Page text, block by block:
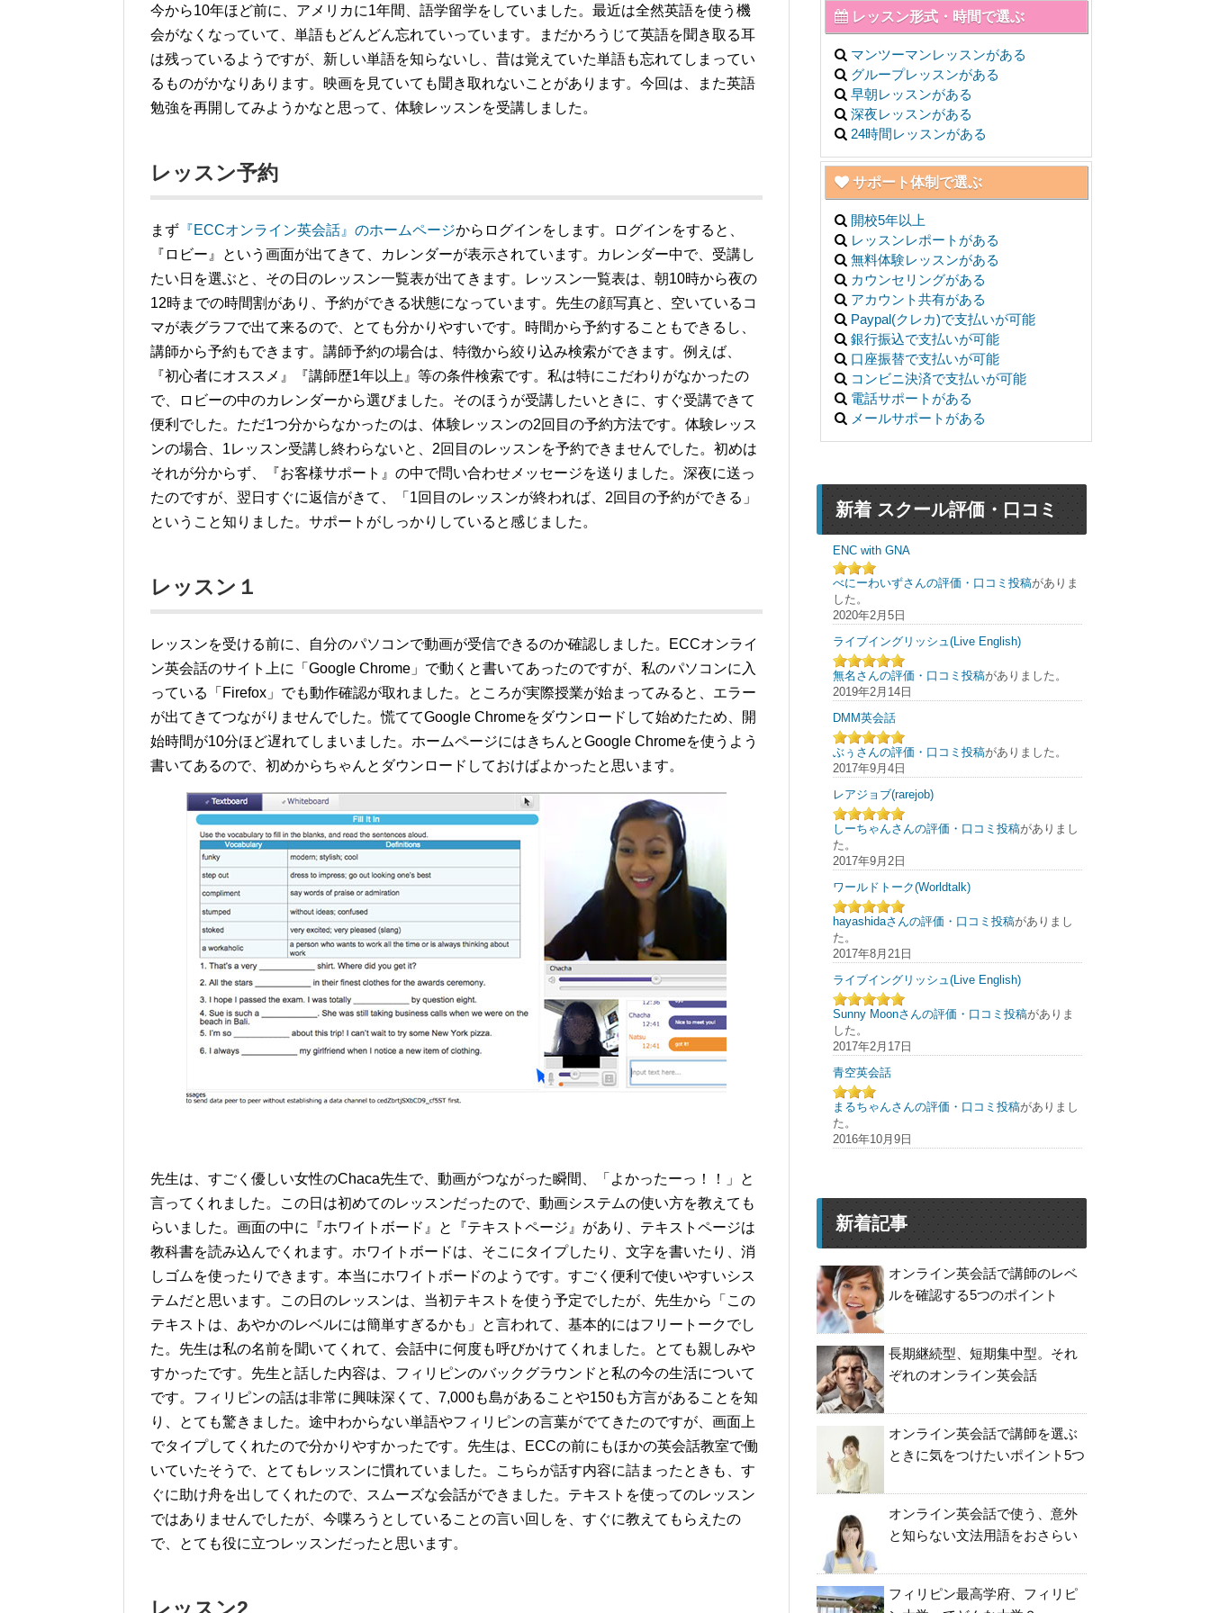
今から10年ほど前に、アメリカに1年間、語学留学をしていました。最近は全然英語を使う機
会がなくなっていて、単語もどんどん忘れていっています。まだかろうじて英語を聞き取る耳
は残っているようですが、新しい単語を知らないし、昔は覚えていた単語も忘れてしまってい
るものがかなりあります。映画を見ていても聞き取れないことがあります。今回は、また英語
勉強を再開してみようかなと思って、体験レッスンを受講しました。
レッスン予約
まず 『ECCオンライン英会話』のホームページからログインをします。ログインをすると、
『ロビー』という画面が出てきて、カレンダーが表示されています。カレンダー中で、受講し
たい日を選ぶと、その日のレッスン一覧表が出てきます。レッスン一覧表は、朝10時から夜の
12時までの時間割があり、予約ができる状態になっています。先生の顔写真と、空いているコ
マが表グラフで出て来るので、とても分かりやすいです。時間から予約することもできるし、
講師から予約もできます。講師予約の場合は、特徴から絞り込み検索ができます。例えば、
『初心者にオススメ』『講師歴1年以上』等の条件検索です。私は特にこだわりがなかったの
で、ロビーの中のカレンダーから選びました。そのほうが受講したいときに、すぐ受講できて
便利でした。ただ1つ分からなかったのは、体験レッスンの2回目の予約方法です。体験レッス
ンの場合、1レッスン受講し終わらないと、2回目のレッスンを予約できませんでした。初めは
それが分からず、『お客様サポート』の中で問い合わせメッセージを送りました。深夜に送っ
たのですが、翌日すぐに返信がきて、「1回目のレッスンが終われば、2回目の予約ができる」
ということ知りました。サポートがしっかりしていると感じました。
レッスン１
レッスンを受ける前に、自分のパソコンで動画が受信できるのか確認しました。ECCオンライ
ン英会話のサイト上に「Google Chrome」で動くと書いてあったのですが、私のパソコンに入
っている「Firefox」でも動作確認が取れました。ところが実際授業が始まってみると、エラー
が出てきてつながりませんでした。慌ててGoogle Chromeをダウンロードして始めたため、開
始時間が10分ほど遅れてしまいました。ホームページにはきちんとGoogle Chromeを使うよう
書いてあるので、初めからちゃんとダウンロードしておけばよかったと思います。
先生は、すごく優しい女性のChaca先生で、動画がつながった瞬間、「よかったーっ！！」と
言ってくれました。この日は初めてのレッスンだったので、動画システムの使い方を教えても
らいました。画面の中に『ホワイトボード』と『テキストページ』があり、テキストページは
教科書を読み込んでくれます。ホワイトボードは、そこにタイプしたり、文字を書いたり、消
しゴムを使ったりできます。本当にホワイトボードのようです。すごく便利で使いやすいシス
テムだと思います。この日のレッスンは、当初テキストを使う予定でしたが、先生から「この
テキストは、あやかのレベルには簡単すぎるかも」と言われて、基本的にはフリートークでし
た。先生は私の名前を聞いてくれて、会話中に何度も呼びかけてくれました。とても親しみや
すかったです。先生と話した内容は、フィリピンのバックグラウンドと私の今の生活について
です。フィリピンの話は非常に興味深くて、7,000も島があることや150も方言があることを知
り、とても驚きました。途中わからない単語やフィリピンの言葉がでてきたのですが、画面上
でタイプしてくれたので分かりやすかったです。先生は、ECCの前にもほかの英会話教室で働
いていたそうで、とてもレッスンに慣れていました。こちらが話す内容に詰まったときも、す
ぐに助け舟を出してくれたので、スムーズな会話ができました。テキストを使ってのレッスン
ではありませんでしたが、今喋ろうとしていることの言い回しを、すぐに教えてもらえたの
で、とても役に立つレッスンだったと思います。
レッスン形式・時間で選ぶ
マンツーマンレッスンがある
グループレッスンがある
早朝レッスンがある
深夜レッスンがある
24時間レッスンがある
サポート体制で選ぶ
開校5年以上
レッスンレポートがある
無料体験レッスンがある
カウンセリングがある
アカウント共有がある
Paypal(クレカ)で支払いが可能
銀行振込で支払いが可能
口座振替で支払いが可能
コンビニ決済で支払いが可能
電話サポートがある
メールサポートがある
新着 スクール評価・口コミ
ENC with GNA
べにーわいずさんの評価・口コミ投稿がありま
した。
2020年2月5日
ライブイングリッシュ(Live English)
無名さんの評価・口コミ投稿がありました。
2019年2月14日
DMM英会話
ぶぅさんの評価・口コミ投稿がありました。
2017年9月4日
レアジョブ(rarejob)
しーちゃんさんの評価・口コミ投稿がありまし
た。
2017年9月2日
ワールドトーク(Worldtalk)
hayashidaさんの評価・口コミ投稿がありまし
た。
2017年8月21日
ライブイングリッシュ(Live English)
Sunny Moonさんの評価・口コミ投稿がありま
した。
2017年2月17日
青空英会話
まるちゃんさんの評価・口コミ投稿がありまし
た。
2016年10月9日
新着記事
オンライン英会話で講師のレベ
ルを確認する5つのポイント
長期継続型、短期集中型。それ
ぞれのオンライン英会話
オンライン英会話で講師を選ぶ
ときに気をつけたいポイント5つ
オンライン英会話で使う、意外
と知らない文法用語をおさらい
フィリピン最高学府、フィリピ